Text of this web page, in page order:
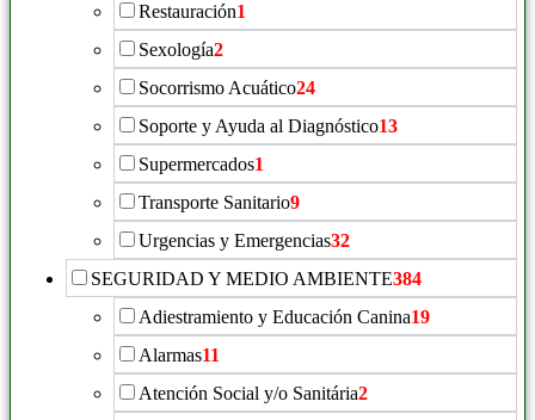
Restauración1
Sexología2
Socorrismo Acuático24
Soporte y Ayuda al Diagnóstico13
Supermercados1
Transporte Sanitario9
Urgencias y Emergencias32
SEGURIDAD Y MEDIO AMBIENTE384
Adiestramiento y Educación Canina19
Alarmas11
Atención Social y/o Sanitária2